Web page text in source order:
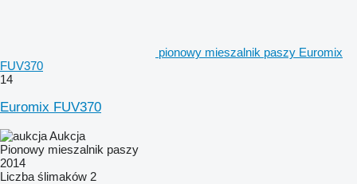
pionowy mieszalnik paszy Euromix
FUV370
14
Euromix FUV370
Aukcja
Pionowy mieszalnik paszy
2014
Liczba ślimaków 2